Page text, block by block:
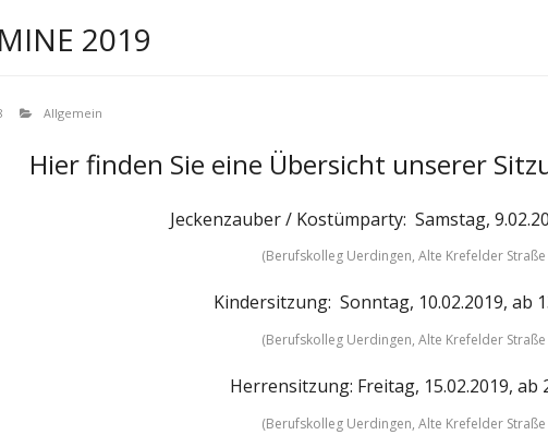
2019
Allgemein
Hier finden Sie eine Übersicht unserer
Jeckenzauber / Kostümparty: Samstag,
(Berufskolleg Uerdingen, Alte Krefelder Straße
Kindersitzung: Sonntag, 10.02.2019, ab
(Berufskolleg Uerdingen, Alte Krefelder Straße
Herrensitzung: Freitag, 15.02.2019, ab
(Berufskolleg Uerdingen, Alte Krefelder Straße